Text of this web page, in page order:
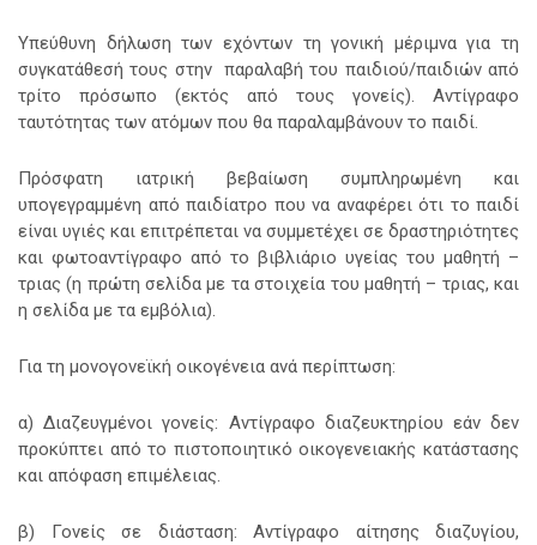
Υπεύθυνη δήλωση των εχόντων τη γονική μέριμνα για τη
συγκατάθεσή τους στην παραλαβή του παιδιού/παιδιών από
τρίτο πρόσωπο (εκτός από τους γονείς). Αντίγραφο
ταυτότητας των ατόμων που θα παραλαμβάνουν το παιδί.
Πρόσφατη ιατρική βεβαίωση συμπληρωμένη και
υπογεγραμμένη από παιδίατρο που να αναφέρει ότι το παιδί
είναι υγιές και επιτρέπεται να συμμετέχει σε δραστηριότητες
και φωτοαντίγραφο από το βιβλιάριο υγείας του μαθητή –
τριας (η πρώτη σελίδα με τα στοιχεία του μαθητή – τριας, και
η σελίδα με τα εμβόλια).
Για τη μονογονεϊκή οικογένεια ανά περίπτωση:
α) Διαζευγμένοι γονείς: Αντίγραφο διαζευκτηρίου εάν δεν
προκύπτει από το πιστοποιητικό οικογενειακής κατάστασης
και απόφαση επιμέλειας.
β) Γονείς σε διάσταση: Αντίγραφο αίτησης διαζυγίου,